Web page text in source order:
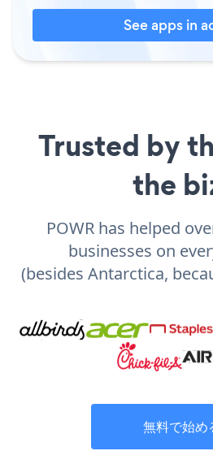
See apps in
Trusted by
the
POWR has helped
businesses on
(besides Antarctica,
無料で始め